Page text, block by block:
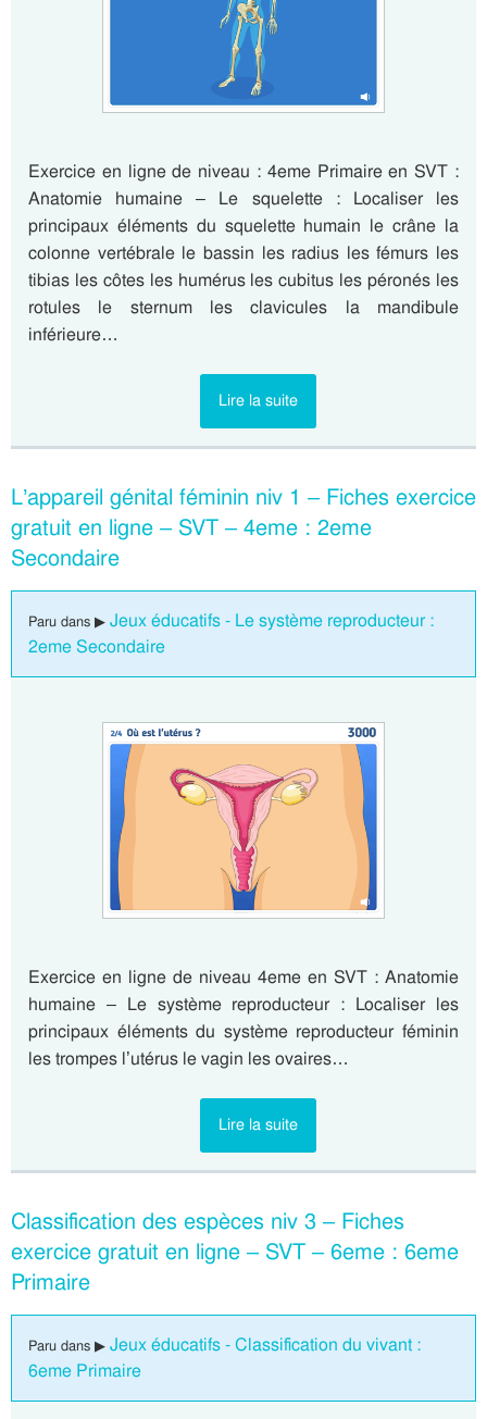
Exercice en ligne de niveau : 4eme Primaire en SVT :
Anatomie humaine – Le squelette : Localiser les
principaux éléments du squelette humain le crâne la
colonne vertébrale le bassin les radius les fémurs les
tibias les côtes les humérus les cubitus les péronés les
rotules le sternum les clavicules la mandibule
inférieure…
Lire la suite
L’appareil génital féminin niv 1 – Fiches exercice
gratuit en ligne – SVT – 4eme : 2eme
Secondaire
Paru dans ▶ Jeux éducatifs - Le système reproducteur :
2eme Secondaire
Exercice en ligne de niveau 4eme en SVT : Anatomie
humaine – Le système reproducteur : Localiser les
principaux éléments du système reproducteur féminin
les trompes l’utérus le vagin les ovaires…
Lire la suite
Classification des espèces niv 3 – Fiches
exercice gratuit en ligne – SVT – 6eme : 6eme
Primaire
Paru dans ▶ Jeux éducatifs - Classification du vivant :
6eme Primaire